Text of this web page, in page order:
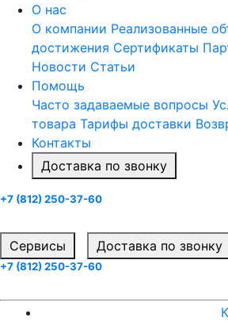
О нас
О компании Реализованные
достижения Сертификаты
Новости Статьи
Помощь
Часто задаваемые вопросы
товара Тарифы доставки
Контакты
Доставка по звонку
+7 (812) 250-37-60
Cервисы
Доставка по звонку
+7 (812) 250-37-60